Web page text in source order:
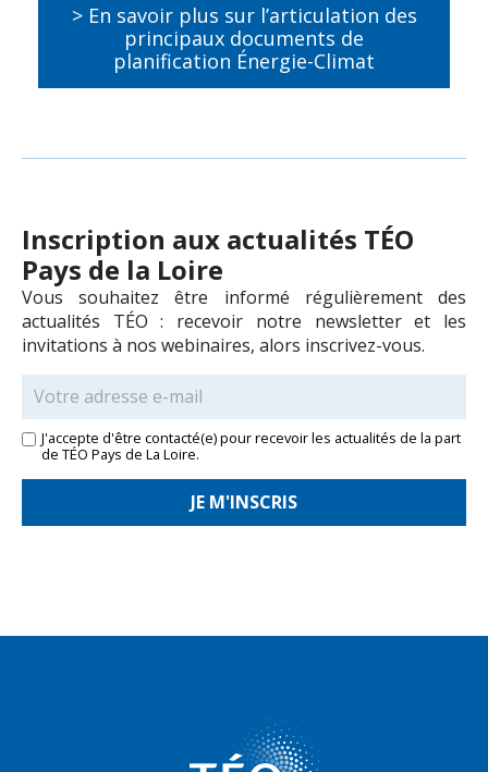
> En savoir plus sur l’articulation des
principaux documents de
planification Énergie-Climat
Inscription aux actualités TÉO
Pays de la Loire
Vous souhaitez être informé régulièrement des
actualités TÉO : recevoir notre newsletter et les
invitations à nos webinaires, alors inscrivez-vous.
J'accepte d'être contacté(e) pour recevoir les actualités de la part
de TÉO Pays de La Loire.